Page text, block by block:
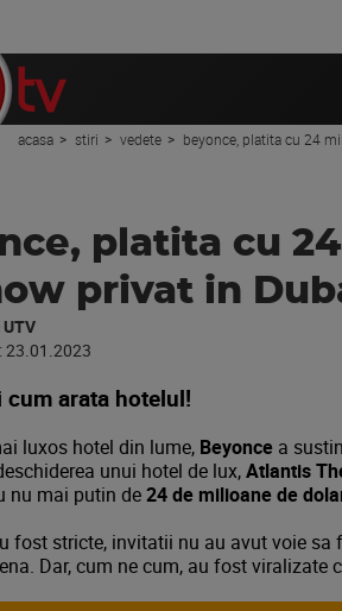
acasa stiri vedete beyonce, platita cu 24
platita cu
privat in
UTV
23.01.2023
cum arata hotelul!
luxos hotel din lume, Beyonce a
unui hotel de lux,Atlantis
nu mai putin de24 de milioane de
fost stricte, invitatii nu au avut voie
Dar, cum ne cum, au fost viralizate